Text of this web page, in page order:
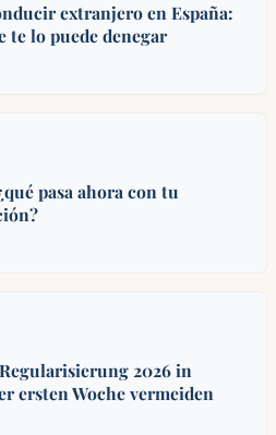
extranjero en España:
te lo puede denegar
pasa ahora con tu
2026 in
ersten Woche vermeiden